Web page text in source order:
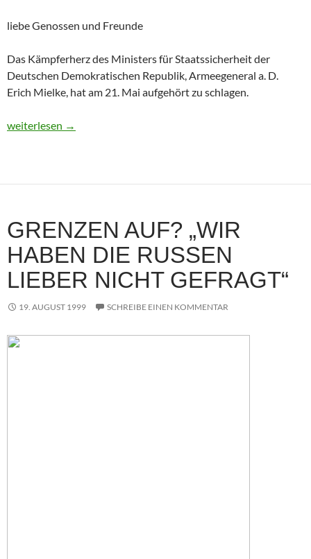
liebe Genossen und Freunde
Das Kämpferherz des Ministers für Staatssicherheit der
Deutschen Demokratischen Republik, Armeegeneral a. D.
Erich Mielke, hat am 21. Mai aufgehört zu schlagen.
Historisches Dokument: Die Trauerrede für Erich Mielke (1907-
weiterlesen →
GRENZEN AUF? „WIR
HABEN DIE RUSSEN
LIEBER NICHT GEFRAGT“
19. AUGUST 1999 SCHREIBE EINEN KOMMENTAR